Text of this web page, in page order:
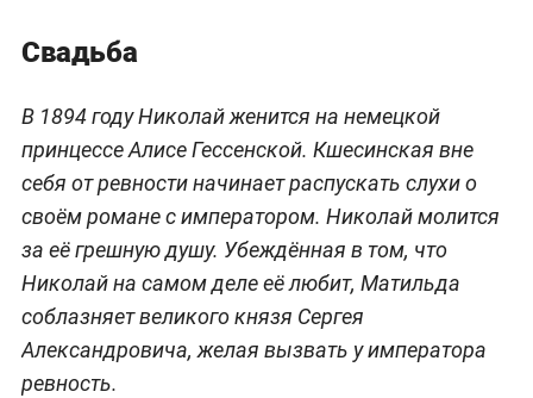
Свадьба
В 1894 году Николай женится на немецкой
принцессе Алисе Гессенской. Кшесинская вне
себя от ревности начинает распускать слухи о
своём романе с императором. Николай молится
за её грешную душу. Убеждённая в том, что
Николай на самом деле её любит, Матильда
соблазняет великого князя Сергея
Александровича, желая вызвать у императора
ревность.